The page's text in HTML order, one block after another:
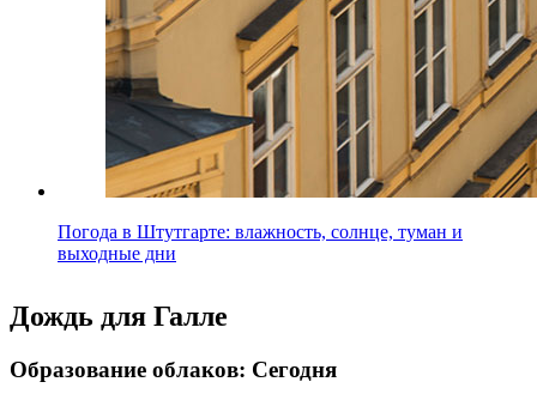
Погода в Штутгарте: влажность, солнце, туман и
выходные дни
Дождь для Галле
Образование облаков: Сегодня